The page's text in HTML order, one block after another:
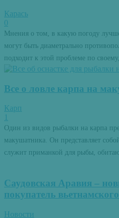
Карась
0
Мнения о том, в какую погоду
могут быть диаметрально
подходит к этой проблеме по
Все о ловле карпа на
Карп
1
Один из видов рыбалки на карпа
макушатника. Он представляет
служит приманкой для рыбы,
Саудовская Аравия –
покупатель
Новости